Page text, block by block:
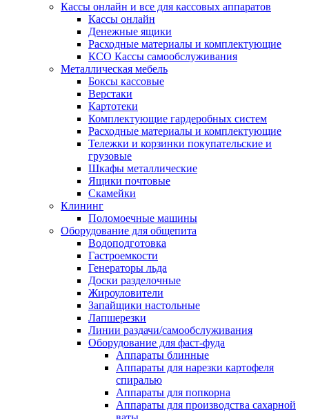
Кассы онлайн и все для кассовых аппаратов
Кассы онлайн
Денежные ящики
Расходные материалы и комплектующие
КСО Кассы самообслуживания
Металлическая мебель
Боксы кассовые
Верстаки
Картотеки
Комплектующие гардеробных систем
Расходные материалы и комплектующие
Тележки и корзинки покупательские и
грузовые
Шкафы металлические
Ящики почтовые
Скамейки
Клининг
Поломоечные машины
Оборудование для общепита
Водоподготовка
Гастроемкости
Генераторы льда
Доски разделочные
Жироуловители
Запайщики настольные
Лапшерезки
Линии раздачи/самообслуживания
Оборудование для фаст-фуда
Аппараты блинные
Аппараты для нарезки картофеля
спиралью
Аппараты для попкорна
Аппараты для производства сахарной